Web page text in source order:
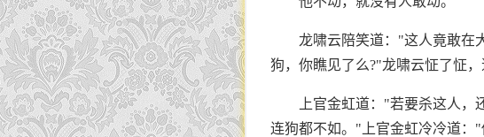
龙啸云陪笑道："这人竟敢在
狗，你瞧见了么?"龙啸云怔了怔
上官金虹道："若要杀这人
连狗都不如。"上官金虹冷冷道："